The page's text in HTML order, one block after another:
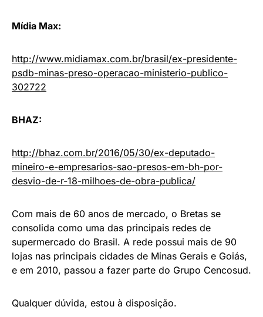
Mídia Max:
http://www.midiamax.com.br/brasil/ex-presidente-
psdb-minas-preso-operacao-ministerio-publico-
302722
BHAZ:
http://bhaz.com.br/2016/05/30/ex-deputado-
mineiro-e-empresarios-sao-presos-em-bh-por-
desvio-de-r-18-milhoes-de-obra-publica/
Com mais de 60 anos de mercado, o Bretas se
consolida como uma das principais redes de
supermercado do Brasil. A rede possui mais de 90
lojas nas principais cidades de Minas Gerais e Goiás,
e em 2010, passou a fazer parte do Grupo Cencosud.
Qualquer dúvida, estou à disposição.